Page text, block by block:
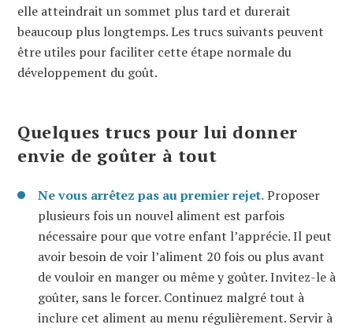
elle atteindrait un sommet plus tard et durerait
beaucoup plus longtemps. Les trucs suivants peuvent
être utiles pour faciliter cette étape normale du
développement du goût.
Quelques trucs pour lui donner
envie de goûter à tout
Ne vous arrêtez pas au premier rejet.Proposer
plusieurs fois un nouvel aliment est parfois
nécessaire pour que votre enfant l’apprécie. Il peut
avoir besoin de voir l’aliment 20 fois ou plus avant
de vouloir en manger ou même y goûter. Invitez-le à
goûter, sans le forcer. Continuez malgré tout à
inclure cet aliment au menu régulièrement. Servir à